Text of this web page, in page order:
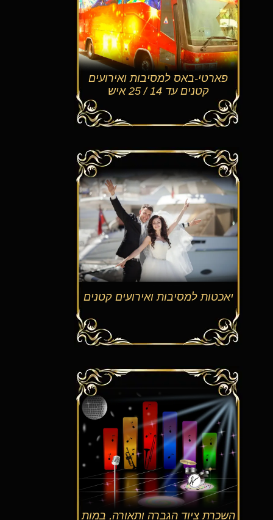
פארטי-באס למסיבות ואירועים
קטנים עד 14 / 25 איש
יאכטות למסיבות ואירועים קטנים
השכרת ציוד הגברה ותאורה, במות